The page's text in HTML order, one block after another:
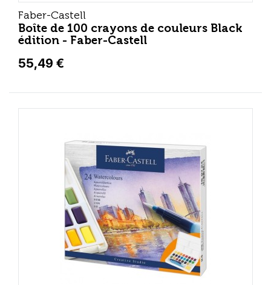
Faber-Castell
Boîte de 100 crayons de couleurs Black
édition - Faber-Castell
55,49 €